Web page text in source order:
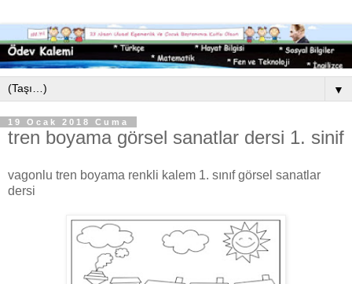
▼
19 Ocak 2018 Cuma
tren boyama görsel sanatlar dersi 1. sinif
vagonlu tren boyama renkli kalem 1. sınıf görsel sanatlar
dersi